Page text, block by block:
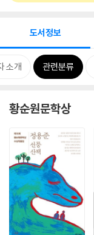
도서정보
소개 관련분류
황순원문학상